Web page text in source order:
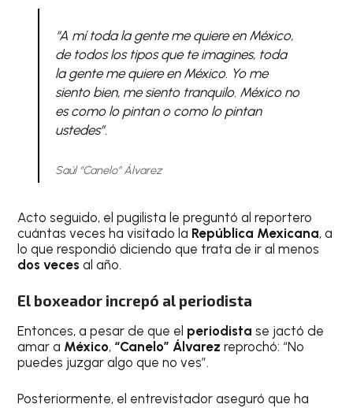
“A mí toda la gente me quiere en México,
de todos los tipos que te imagines, toda
la gente me quiere en México. Yo me
siento bien, me siento tranquilo. México no
es como lo pintan o como lo pintan
ustedes”.
Saúl “Canelo” Álvarez
Acto seguido, el pugilista le preguntó al reportero
cuántas veces ha visitado la República Mexicana, a
lo que respondió diciendo que trata de ir al menos
dos veces al año.
El boxeador increpó al periodista
Entonces, a pesar de que el periodista se jactó de
amar a México, “Canelo” Álvarez reprochó: “No
puedes juzgar algo que no ves”.
Posteriormente, el entrevistador aseguró que ha